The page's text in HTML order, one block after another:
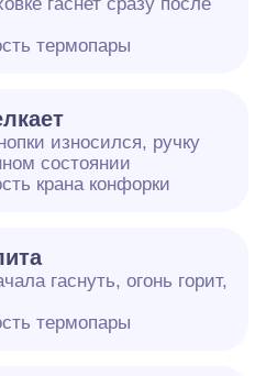
термопары
износился, ручку
состоянии
крана конфорки
гаснуть, огонь горит,
термопары